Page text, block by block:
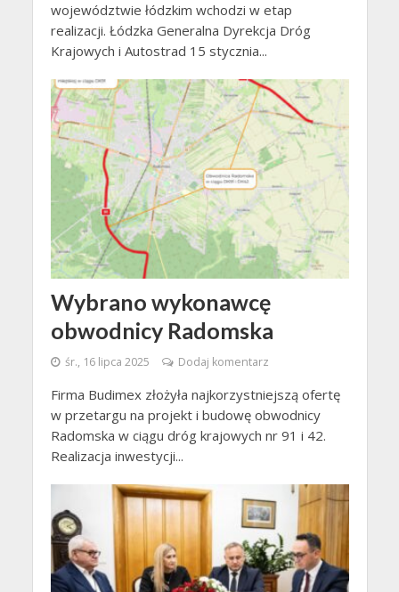
województwie łódzkim wchodzi w etap
realizacji. Łódzka Generalna Dyrekcja Dróg
Krajowych i Autostrad 15 stycznia...
Wybrano wykonawcę
obwodnicy Radomska
śr., 16 lipca 2025 Dodaj komentarz
Firma Budimex złożyła najkorzystniejszą ofertę
w przetargu na projekt i budowę obwodnicy
Radomska w ciągu dróg krajowych nr 91 i 42.
Realizacja inwestycji...